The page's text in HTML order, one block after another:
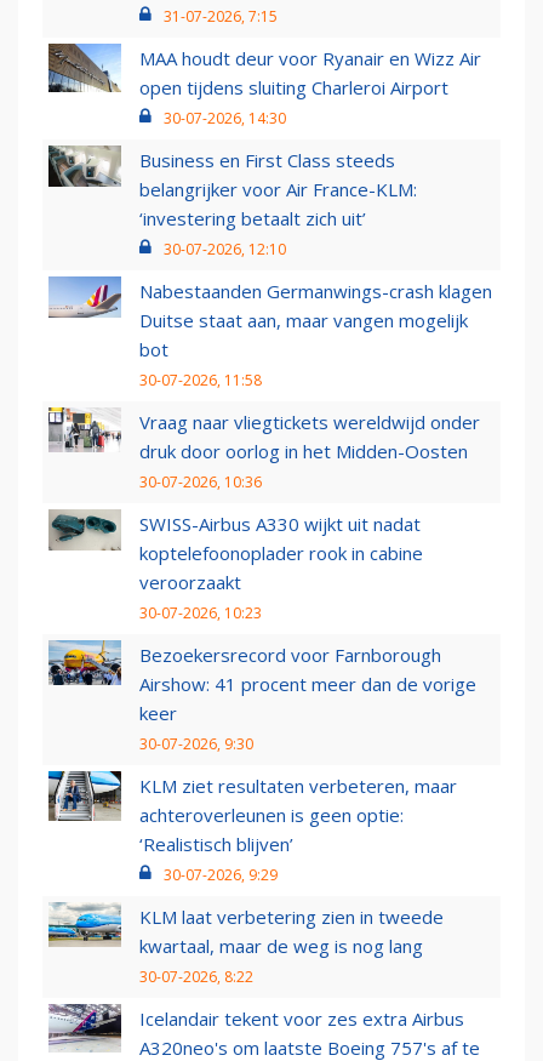
31-07-2026, 7:15
MAA houdt deur voor Ryanair en Wizz Air
open tijdens sluiting Charleroi Airport
30-07-2026, 14:30
Business en First Class steeds
belangrijker voor Air France-KLM:
‘investering betaalt zich uit’
30-07-2026, 12:10
Nabestaanden Germanwings-crash klagen
Duitse staat aan, maar vangen mogelijk
bot
30-07-2026, 11:58
Vraag naar vliegtickets wereldwijd onder
druk door oorlog in het Midden-Oosten
30-07-2026, 10:36
SWISS-Airbus A330 wijkt uit nadat
koptelefoonoplader rook in cabine
veroorzaakt
30-07-2026, 10:23
Bezoekersrecord voor Farnborough
Airshow: 41 procent meer dan de vorige
keer
30-07-2026, 9:30
KLM ziet resultaten verbeteren, maar
achteroverleunen is geen optie:
‘Realistisch blijven’
30-07-2026, 9:29
KLM laat verbetering zien in tweede
kwartaal, maar de weg is nog lang
30-07-2026, 8:22
Icelandair tekent voor zes extra Airbus
A320neo's om laatste Boeing 757's af te